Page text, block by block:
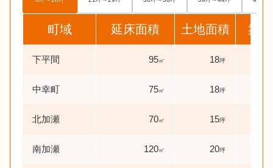
町域 延床面積 土地面積 築
下平間 95㎡ 18坪
中幸町 75㎡ 18坪
北加瀬 70㎡ 15坪
南加瀬 120㎡ 20坪